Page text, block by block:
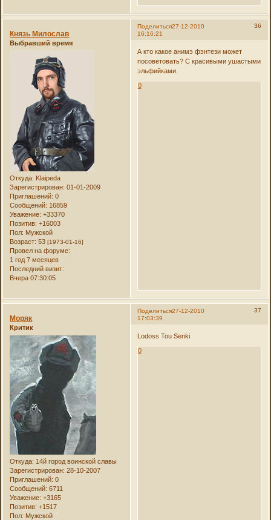
Поделиться 36
27-12-2010
16:16:21
Князь Милослав
Выбравший время
Откуда: Klaipeda
Зарегистрирован: 01-01-2009
Приглашений: 0
Сообщений: 16859
Уважение: +33370
Позитив: +16003
Пол: Мужской
Возраст: 53[1973-01-16]
Провел на форуме:
1 год 7 месяцев
Последний визит:
Вчера 07:30:05
А кто какое анимэ фэнтези может
посоветовать? С красивыми ушастыми
эльфийками.
0
Поделиться 37
27-12-2010
17:03:39
Моряк
Критик
Откуда: 14й город воинской славы
Зарегистрирован: 28-10-2007
Приглашений: 0
Сообщений: 6711
Уважение: +3165
Позитив: +1517
Пол: Мужской
Lodoss Tou Senki
0